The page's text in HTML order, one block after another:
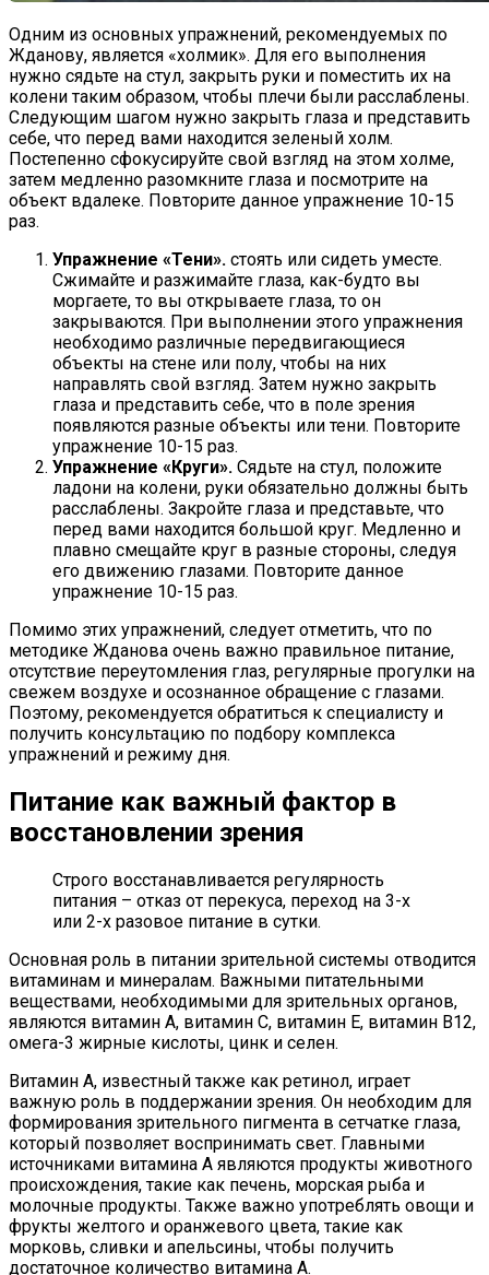
Одним из основных упражнений, рекомендуемых по
Жданову, является «холмик». Для его выполнения
нужно сядьте на стул, закрыть руки и поместить их на
колени таким образом, чтобы плечи были расслаблены.
Следующим шагом нужно закрыть глаза и представить
себе, что перед вами находится зеленый холм.
Постепенно сфокусируйте свой взгляд на этом холме,
затем медленно разомкните глаза и посмотрите на
объект вдалеке. Повторите данное упражнение 10-15
раз.
Упражнение «Тени». cтоять или сидеть уместе.
Сжимайте и разжимайте глаза, как-будто вы
моргаете, то вы открываете глаза, то он
закрываются. При выполнении этого упражнения
необходимо различные передвигающиеся
объекты на стене или полу, чтобы на них
направлять свой взгляд. Затем нужно закрыть
глаза и представить себе, что в поле зрения
появляются разные объекты или тени. Повторите
упражнение 10-15 раз.
Упражнение «Круги». Сядьте на стул, положите
ладони на колени, руки обязательно должны быть
расслаблены. Закройте глаза и представьте, что
перед вами находится большой круг. Медленно и
плавно смещайте круг в разные стороны, следуя
его движению глазами. Повторите данное
упражнение 10-15 раз.
Помимо этих упражнений, следует отметить, что по
методике Жданова очень важно правильное питание,
отсутствие переутомления глаз, регулярные прогулки на
свежем воздухе и осознанное обращение с глазами.
Поэтому, рекомендуется обратиться к специалисту и
получить консультацию по подбору комплекса
упражнений и режиму дня.
Питание как важный фактор в
восстановлении зрения
Строго восстанавливается регулярность
питания – отказ от перекуса, переход на 3-х
или 2-х разовое питание в сутки.
Основная роль в питании зрительной системы отводится
витаминам и минералам. Важными питательными
веществами, необходимыми для зрительных органов,
являются витамин А, витамин С, витамин Е, витамин В12,
омега-3 жирные кислоты, цинк и селен.
Витамин А, известный также как ретинол, играет
важную роль в поддержании зрения. Он необходим для
формирования зрительного пигмента в сетчатке глаза,
который позволяет воспринимать свет. Главными
источниками витамина А являются продукты животного
происхождения, такие как печень, морская рыба и
молочные продукты. Также важно употреблять овощи и
фрукты желтого и оранжевого цвета, такие как
морковь, сливки и апельсины, чтобы получить
достаточное количество витамина А.